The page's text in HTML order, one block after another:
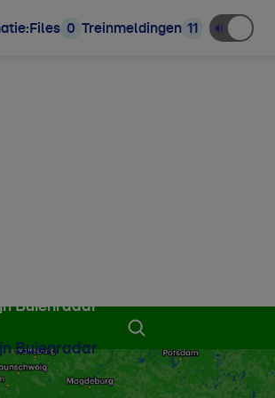
Files 0 Treinmeldingen 11
Buienradar
Buienradar